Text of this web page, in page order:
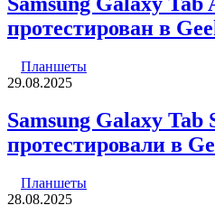
протестирован в
Планшеты
29.08.2025
Samsung Galaxy Tab
протестировали в
Планшеты
28.08.2025